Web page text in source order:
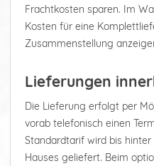
Frachtkosten sparen. Im
Kosten für eine
Zusammenstellung
Lieferungen
Die Lieferung erfolgt per
vorab telefonisch einen
Standardtarif wird bis
Hauses geliefert. Beim